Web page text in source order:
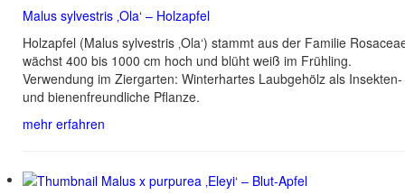
Malus sylvestris ‚Ola‘ – Holzapfel
Holzapfel (Malus sylvestris ‚Ola‘) stammt aus der Familie
wächst 400 bis 1000 cm hoch und blüht weiß im Frühling.
Verwendung im Ziergarten: Winterhartes Laubgehölz als Insekten-
und bienenfreundliche Pflanze.
mehr erfahren